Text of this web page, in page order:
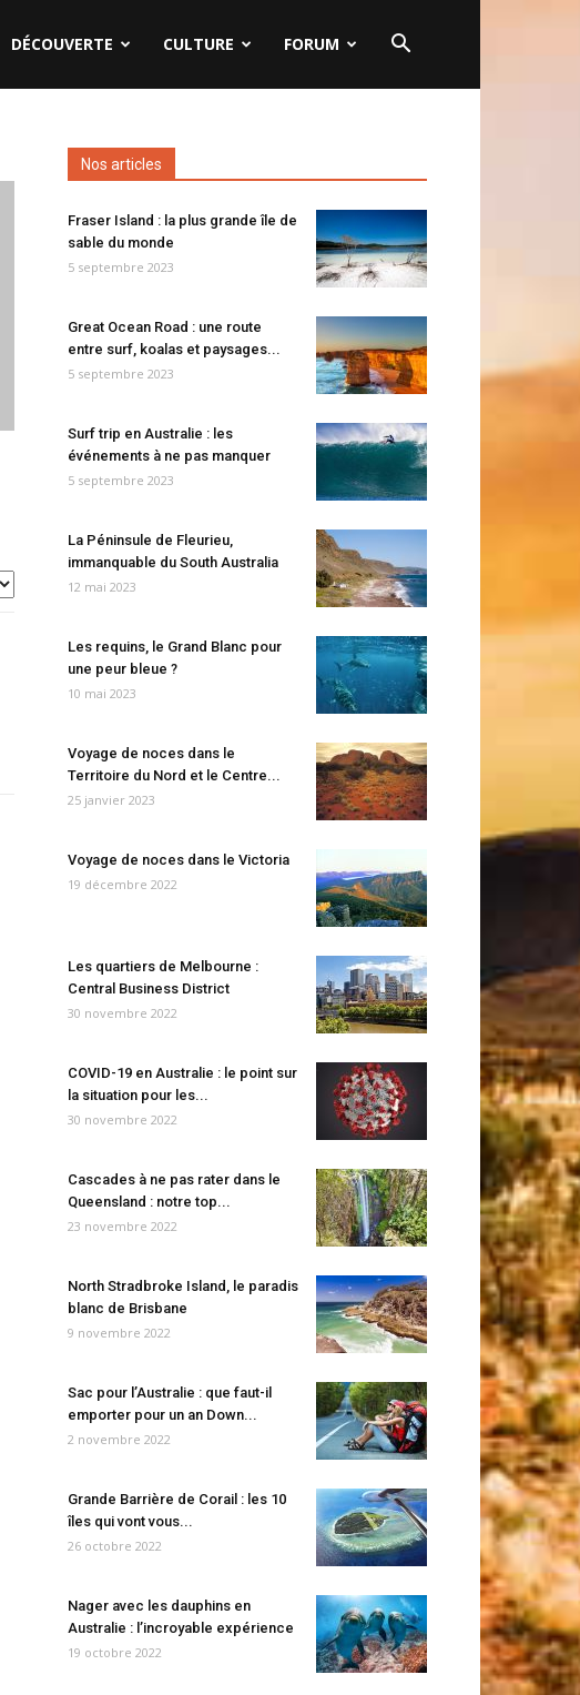
DÉCOUVERTE CULTURE FORUM
Nos articles
Fraser Island : la plus grande île de
sable du monde
5 septembre 2023
Great Ocean Road : une route
entre surf, koalas et paysages...
5 septembre 2023
Surf trip en Australie : les
événements à ne pas manquer
5 septembre 2023
La Péninsule de Fleurieu,
immanquable du South Australia
12 mai 2023
Les requins, le Grand Blanc pour
une peur bleue ?
10 mai 2023
Voyage de noces dans le
Territoire du Nord et le Centre...
25 janvier 2023
Voyage de noces dans le Victoria
19 décembre 2022
Les quartiers de Melbourne :
Central Business District
30 novembre 2022
COVID-19 en Australie : le point sur
la situation pour les...
30 novembre 2022
Cascades à ne pas rater dans le
Queensland : notre top...
23 novembre 2022
North Stradbroke Island, le paradis
blanc de Brisbane
9 novembre 2022
Sac pour l’Australie : que faut-il
emporter pour un an Down...
2 novembre 2022
Grande Barrière de Corail : les 10
îles qui vont vous...
26 octobre 2022
Nager avec les dauphins en
Australie : l’incroyable expérience
19 octobre 2022